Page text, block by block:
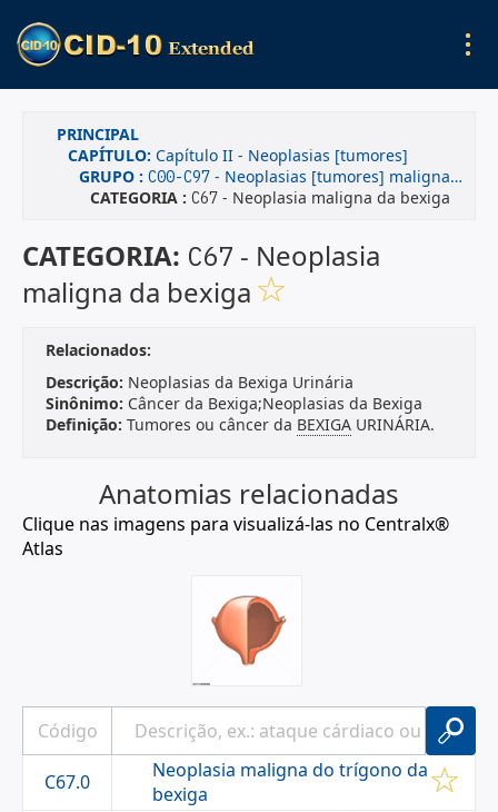
PRINCIPAL
CAPÍTULO: Capítulo II - Neoplasias [tumores]
GRUPO : C00-C97 - Neoplasias [tumores] malignas(os)
CATEGORIA : C67 - Neoplasia maligna da bexiga
CATEGORIA: C67 - Neoplasia
maligna da bexiga
Relacionados:
Descrição: Neoplasias da Bexiga Urinária
Sinônimo: Câncer da Bexiga;Neoplasias da Bexiga
Definição: Tumores ou câncer da BEXIGA URINÁRIA.
Anatomias relacionadas
Clique nas imagens para visualizá-las no Centralx®
Atlas
C67.0
Neoplasia maligna do trígono da
bexiga